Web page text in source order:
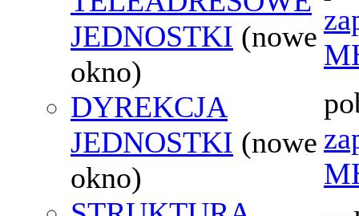
JEDNOSTKI (nowe
okno)
DYREKCJA
JEDNOSTKI (nowe
okno)